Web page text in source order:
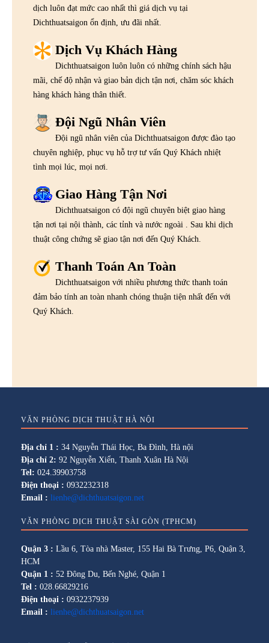
dịch luôn đạt mức cao nhất thì giá dịch vụ tại
Dichthuatsaigon ổn định, ưu đãi nhất.
Dịch Vụ Khách Hàng
Dichthuatsaigon luôn luôn có những chính sách hậu
mãi, chế độ nhận và giao bản dịch tận nơi, chăm sóc khách
hàng khách hàng thân thiết.
Đội Ngũ Nhân Viên
Đội ngũ nhân viên của Dichthuatsaigon được đào tạo
chuyên nghiệp, phục vụ hỗ trợ tư vấn Quý Khách nhiệt
tình mọi lúc, mọi nơi.
Giao Hàng Tận Nơi
Dichthuatsaigon có đội ngũ chuyên biệt giao hàng
tận nơi tại nội thành, các tỉnh và nước ngoài . Sau khi dịch
thuật công chứng sẽ giao tận nơi đến Quý Khách.
Thanh Toán An Toàn
Dichthuatsaigon với nhiều phương thức thanh toán
đảm bảo tính an toàn nhanh chóng thuận tiện nhất đến với
Quý Khách.
VĂN PHÒNG DỊCH THUẬT HÀ NỘI
Địa chỉ 1 : 34 Nguyễn Thái Học, Ba Đình, Hà nội
Địa chỉ 2: 92 Nguyễn Xiển, Thanh Xuân Hà Nội
Tel: 024.39903758
Điện thoại : 0932232318
Email : lienhe@dichthuatsaigon.net
VĂN PHÒNG DỊCH THUẬT SÀI GÒN (TPHCM)
Quận 3 : Lầu 6, Tòa nhà Master, 155 Hai Bà Trưng, P6, Quận 3,
HCM
Quận 1 : 52 Đông Du, Bến Nghé, Quận 1
Tel : 028.66829216
Điện thoại : 0932237939
Email : lienhe@dichthuatsaigon.net